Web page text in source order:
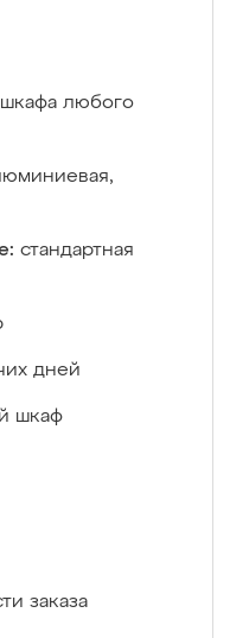
любого
стандартная
дней
шкаф
заказа